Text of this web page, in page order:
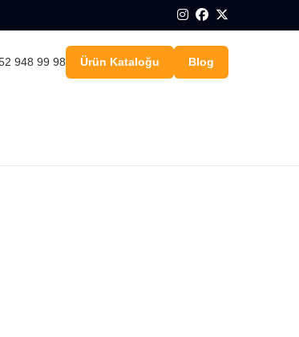
948 99 98 Ürün Kataloğu Blog